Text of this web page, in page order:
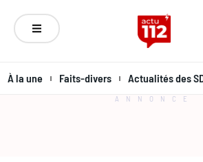
À la une Faits-divers Actualités des
ANNONCE